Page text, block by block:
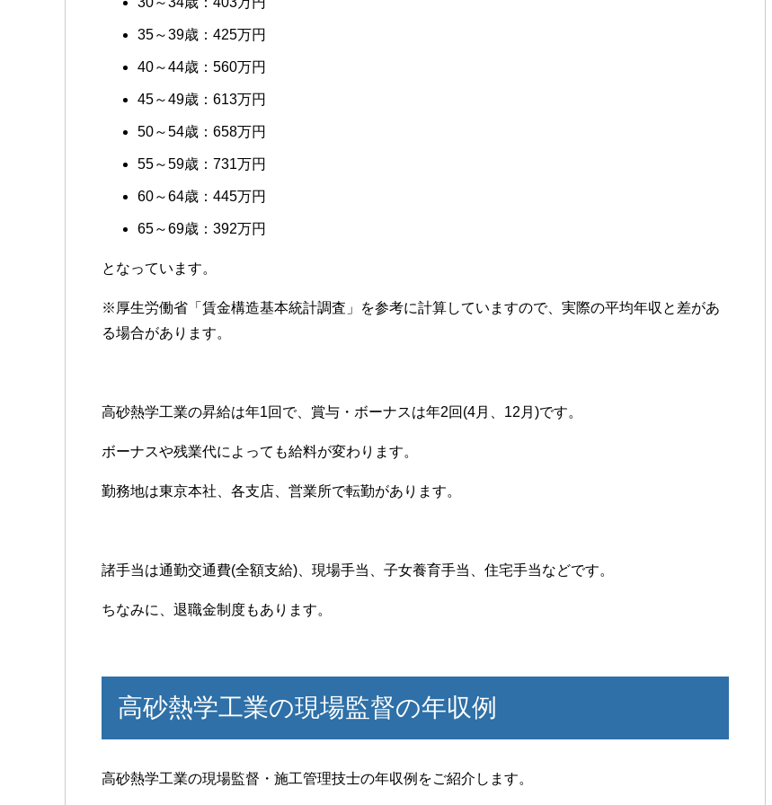
35～39歳：425万円
40～44歳：560万円
45～49歳：613万円
50～54歳：658万円
55～59歳：731万円
60～64歳：445万円
65～69歳：392万円
となっています。
※厚生労働省「賃金構造基本統計調査」を参考に計算していますので、実際の平均年収と差があ
る場合があります。
高砂熱学工業の昇給は年1回で、賞与・ボーナスは年2回(4月、12月)です。
ボーナスや残業代によっても給料が変わります。
勤務地は東京本社、各支店、営業所で転勤があります。
諸手当は通勤交通費(全額支給)、現場手当、子女養育手当、住宅手当などです。
ちなみに、退職金制度もあります。
高砂熱学工業の現場監督の年収例
高砂熱学工業の現場監督・施工管理技士の年収例をご紹介します。